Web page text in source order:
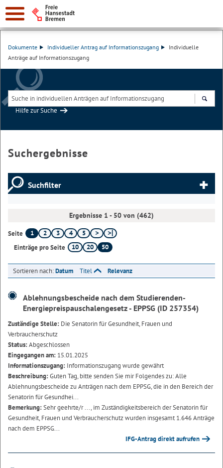
Dokumente Individueller Antrag auf Informationszugang
Individuelle
Anträge auf Informationszugang
Hilfe zur Suche
Suchergebnisse
Suchfilter
Ergebnisse 1 - 50 von (462)
Seite 1 2 3 4
5
Einträge pro Seite
10 20 50
Sortieren nach:Datum Titel Relevanz
Ablehnungsbescheide nach dem Studierenden-
Energiepreispauschalengesetz - EPPSG (ID 257354)
Zuständige Stelle: Die Senatorin für Gesundheit, Frauen und
Verbraucherschutz
Status:Abgeschlossen
Eingegangen am: 15.01.2025
Informationszugang: Informationszugang wurde gewährt
Beschreibung:Guten Tag, bitte senden Sie mir Folgendes zu: Alle
Ablehnungsbescheide zu Anträgen nach dem EPPSG, die in den Bereich der
Senatorin für Gesundhei...
Bemerkung:Sehr geehrte/r ..., im Zuständigkeitsbereich der Senatorin für
Gesundheit, Frauen und Verbraucherschutz wurden insgesamt 1.646 Anträge
nach dem EPPSG...
IFG-Antrag direkt aufrufen